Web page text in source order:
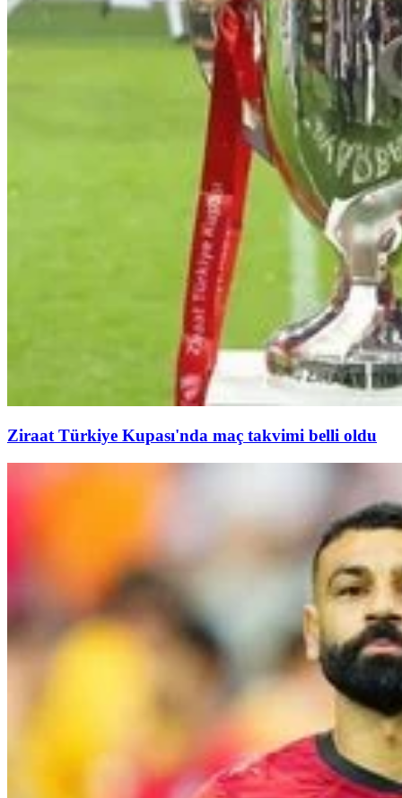
Ziraat Türkiye Kupası'nda maç takvimi belli oldu